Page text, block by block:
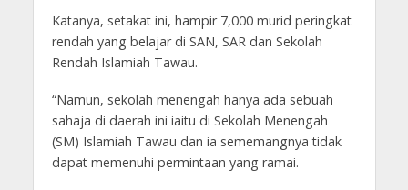
Katanya, setakat ini, hampir 7,000 murid peringkat
rendah yang belajar di SAN, SAR dan Sekolah
Rendah Islamiah Tawau.
“Namun, sekolah menengah hanya ada sebuah
sahaja di daerah ini iaitu di Sekolah Menengah
(SM) Islamiah Tawau dan ia sememangnya tidak
dapat memenuhi permintaan yang ramai.